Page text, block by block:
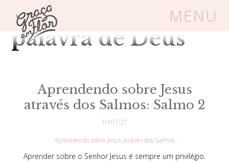
MENU
Um espaço seguro onde mulheres
BLOG
Tag Arquivos:
palavra de Deus
Aprendendo sobre Jesus
através dos Salmos: Salmo 2
10/07/25
Aprendendo sobre Jesus através dos Salmos
Aprender sobre o Senhor Jesus é sempre um privilégio.